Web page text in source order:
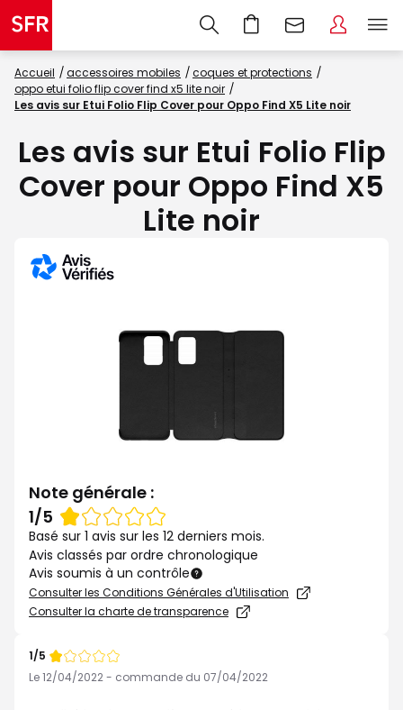
Accueil accessoires mobiles
coques et protections
oppo etui folio flip cover find x5 lite noir
Les avis sur Etui Folio Flip Cover pour Oppo Find X5 Lite noir
Les avis sur Etui Folio Flip
Cover pour Oppo Find X5
Lite noir
Note générale :
Note
de
1/5
Basé sur 1 avis sur les 12 derniers mois.
Avis classés par ordre chronologique
Avis soumis à un contrôle
Consulter les Conditions Générales d'Utilisation
Consulter la charte de transparence
Note
de
1/5
Le 12/04/2022 - commande du 07/04/2022